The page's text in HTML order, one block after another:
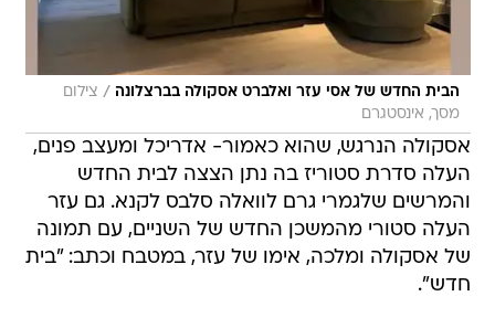
הבית החדש של אסי עזר ואלברט אסקולה בברצלונה / צילום
מסך, אינסטגרם
אסקולה הנרגש, שהוא כאמור- אדריכל ומעצב פנים,
העלה סדרת סטוריז בה נתן הצצה לבית החדש
והמרשים שלגמרי גרם לוואלה סלבס לקנא. גם עזר
העלה סטורי מהמשכן החדש של השניים, עם תמונה
של אסקולה ומלכה, אימו של עזר, במטבח וכתב: "בית
חדש".